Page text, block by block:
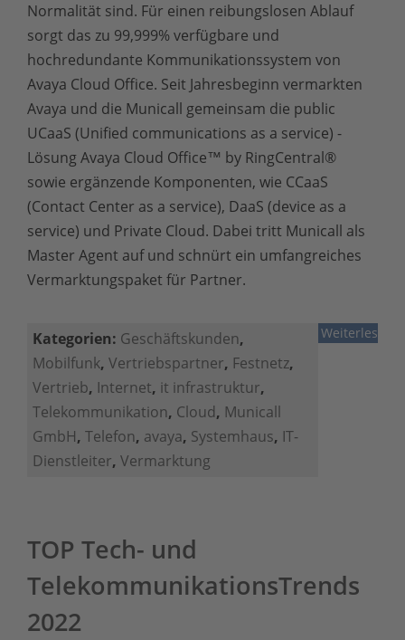
Normalität sind. Für einen reibungslosen Ablauf
sorgt das zu 99,999% verfügbare und
hochredundante Kommunikationssystem von
Avaya Cloud Office. Seit Jahresbeginn vermarkten
Avaya und die Municall gemeinsam die public
UCaaS (Unified communications as a service) -
Lösung Avaya Cloud Office™ by RingCentral®
sowie ergänzende Komponenten, wie CCaaS
(Contact Center as a service), DaaS (device as a
service) und Private Cloud. Dabei tritt Municall als
Master Agent auf und schnürt ein umfangreiches
Vermarktungspaket für Partner.
Weiterlesen
Kategorien: Geschäftskunden,
Mobilfunk, Vertriebspartner, Festnetz,
Vertrieb, Internet, it infrastruktur,
Telekommunikation, Cloud, Municall
GmbH, Telefon, avaya, Systemhaus, IT-
Dienstleiter, Vermarktung
TOP Tech- und
TelekommunikationsTrends
2022